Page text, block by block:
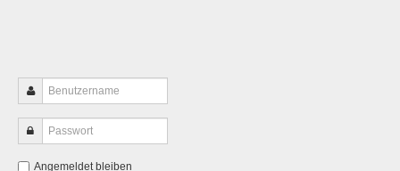
Angemeldet bleiben